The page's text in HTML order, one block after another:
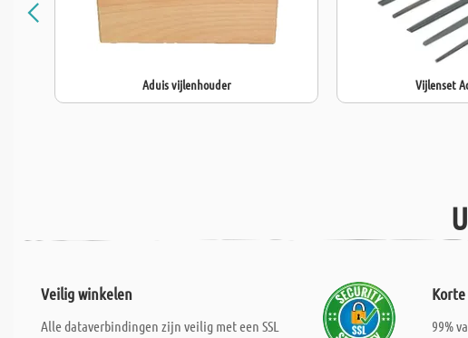
Aduis vijlenhouder Vijlenset
Veilig winkelen
Alle dataverbindingen zijn veilig met een SSL
99%